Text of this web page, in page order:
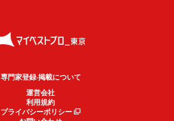
専門家登録·掲載について
運営会社
利用規約
プライバシーポリシー